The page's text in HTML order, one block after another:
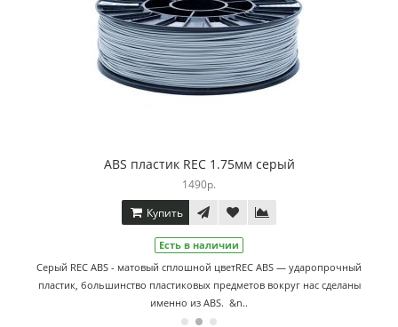
ABS — ударопрочный
вокруг нас сделаны
ABS пластик REC 1.75мм
Купить
Жёлтый REC ABS - насыщенный ярко-желтый
ударопрочный пластик, большинство
нас сделаны именно из